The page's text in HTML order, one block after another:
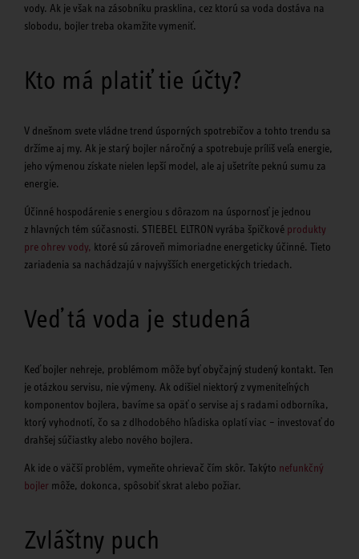
vody. Ak je však na zásobníku prasklina, cez ktorú sa voda dostáva na
slobodu, bojler treba okamžite vymeniť.
Kto má platiť tie účty?
V dnešnom svete vládne trend úsporných spotrebičov a tohto trendu sa
držíme aj my. Ak je starý bojler náročný a spotrebuje príliš veľa energie,
jeho výmenou získate nielen lepší model, ale aj ušetríte peknú sumu za
energie.
Účinné hospodárenie s energiou s dôrazom na úspornosť je jednou
z hlavných tém súčasnosti. STIEBEL ELTRON vyrába špičkové produkty
pre ohrev vody, ktoré sú zároveň mimoriadne energeticky účinné. Tieto
zariadenia sa nachádzajú v najvyšších energetických triedach.
Veď tá voda je studená
Keď bojler nehreje, problémom môže byť obyčajný studený kontakt. Ten
je otázkou servisu, nie výmeny. Ak odišiel niektorý z vymeniteľných
komponentov bojlera, bavíme sa opäť o servise aj s radami odborníka,
ktorý vyhodnotí, čo sa z dlhodobého hľadiska oplatí viac – investovať do
drahšej súčiastky alebo nového bojlera.
Ak ide o väčší problém, vymeňte ohrievač čím skôr. Takýto nefunkčný
bojler môže, dokonca, spôsobiť skrat alebo požiar.
Zvláštny puch